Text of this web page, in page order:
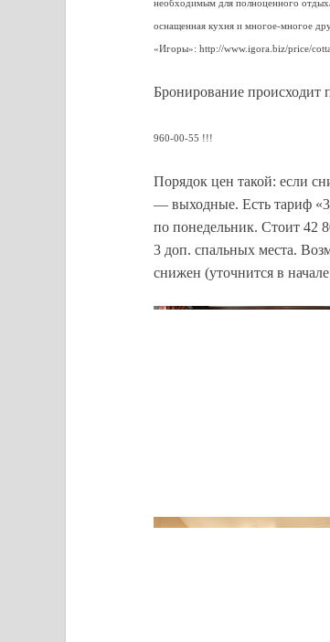
необходимым для полноценного
оснащенная кухня и многое-многое
«Игоры»: http://www.igora.biz/price/
Бронирование происходит
960-00-55 !!!
Порядок цен такой: если
— выходные. Есть тариф
по понедельник. Стоит 42
3 доп. спальных места.
снижен (уточнится в